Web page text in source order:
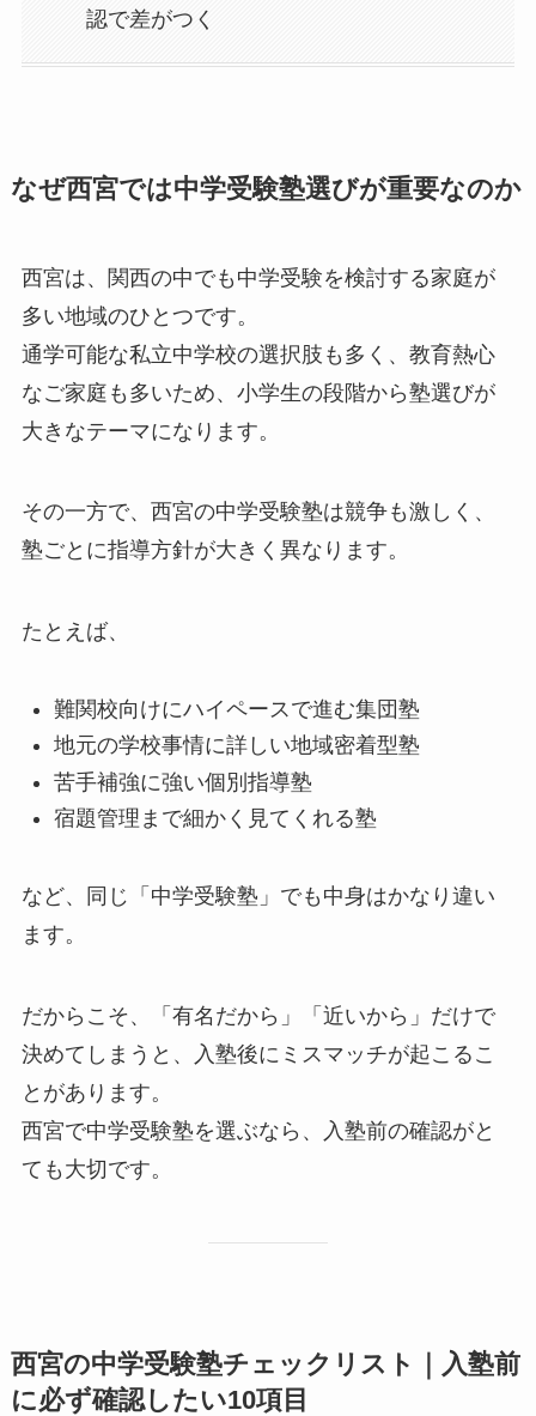
認で差がつく
なぜ西宮では中学受験塾選びが重要なのか
西宮は、関西の中でも中学受験を検討する家庭が
多い地域のひとつです。
通学可能な私立中学校の選択肢も多く、教育熱心
なご家庭も多いため、小学生の段階から塾選びが
大きなテーマになります。
その一方で、西宮の中学受験塾は競争も激しく、
塾ごとに指導方針が大きく異なります。
たとえば、
難関校向けにハイペースで進む集団塾
地元の学校事情に詳しい地域密着型塾
苦手補強に強い個別指導塾
宿題管理まで細かく見てくれる塾
など、同じ「中学受験塾」でも中身はかなり違い
ます。
だからこそ、「有名だから」「近いから」だけで
決めてしまうと、入塾後にミスマッチが起こるこ
とがあります。
西宮で中学受験塾を選ぶなら、入塾前の確認がと
ても大切です。
西宮の中学受験塾チェックリスト｜入塾前
に必ず確認したい10項目